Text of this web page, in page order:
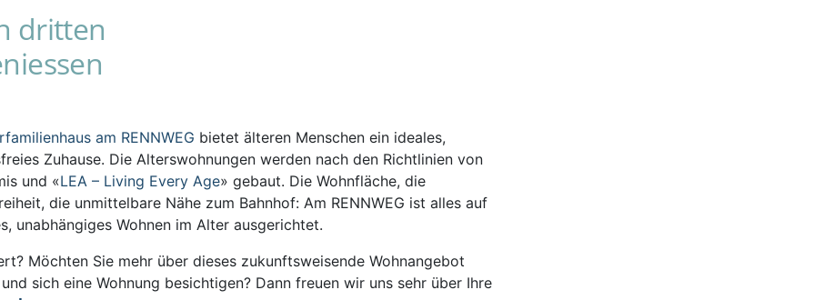
dritten
am RENNWEG bietet älteren Menschen ein ideales,
Zuhause. Die Alterswohnungen werden nach den Richtlinien von
und «LEA – Living Every Age» gebaut. Die Wohnfläche, die
die unmittelbare Nähe zum Bahnhof: Am RENNWEG ist alles auf
unabhängiges Wohnen im Alter ausgerichtet.
Möchten Sie mehr über dieses zukunftsweisende Wohnangebot
sich eine Wohnung besichtigen? Dann freuen wir uns sehr über Ihre